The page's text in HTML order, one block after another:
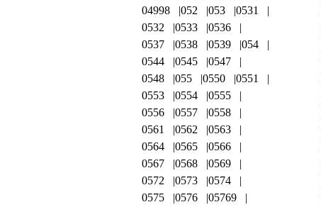
04998
052 053
0531
0532
0533
0536
0537
0538 0539
054
0544
0545
0547
0548
055 0550
0551
0553
0554
0555
0556
0557
0558
0561
0562
0563
0564
0565
0566
0567
0568
0569
0572
0573
0574
0575
0576
05769